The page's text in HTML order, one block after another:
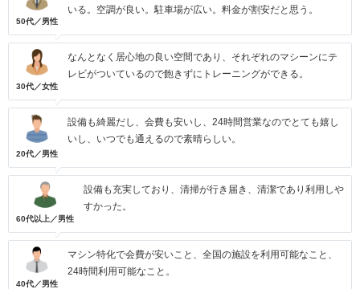
50代／男性
いる。空調が良い。駐車場が広い。料金が割安だと思う。
30代／女性
なんとなく居心地の良い空間であり、それぞれのマシーンにテ
レビがついているので飽きずにトレーニングができる。
20代／男性
設備も綺麗だし、会費も安いし、24時間営業なのでとても嬉し
いし、いつでも通えるので素晴らしい。
60代以上／男性
設備も充実しており、清掃が行き届き、清潔であり利用しや
すかった。
40代／男性
マシン特化で会費が安いこと、全国の施設を利用可能なこと、
24時間利用可能なこと。